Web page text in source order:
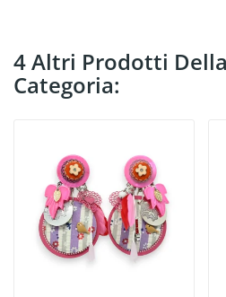
4 Altri Prodotti
Categoria: